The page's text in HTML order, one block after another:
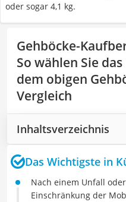
oder sogar 4,1 kg.
Gehböcke-
So wählen Sie
dem obigen
Vergleich
Inhaltsverzeichnis
Das Wichtigste in
Nach einem Unfall
Einschränkung der